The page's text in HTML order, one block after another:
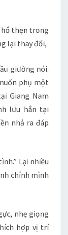
hổ thẹn trong
lại thay đổi,
giường nói:
phụ một
Giang Nam
lưu hắn tại
nhả ra đáp
Lại nhiều
chính mình
nhẹ giọng
hợp vị trí